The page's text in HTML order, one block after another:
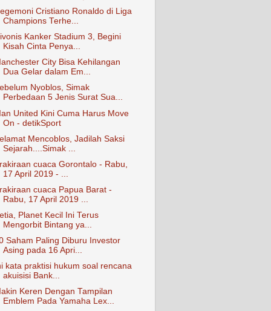
Cristiano Ronaldo di Liga
Champions Terhe...
Kanker Stadium 3, Begini
Kisah Cinta Penya...
City Bisa Kehilangan
Dua Gelar dalam Em...
Nyoblos, Simak
Perbedaan 5 Jenis Surat Sua...
United Kini Cuma Harus Move
On - detikSport
Mencoblos, Jadilah Saksi
Sejarah....Simak ...
cuaca Gorontalo - Rabu,
17 April 2019 - ...
cuaca Papua Barat -
Rabu, 17 April 2019 ...
Planet Kecil Ini Terus
Mengorbit Bintang ya...
Saham Paling Diburu Investor
Asing pada 16 Apri...
kata praktisi hukum soal rencana
akuisisi Bank...
Keren Dengan Tampilan
Emblem Pada Yamaha Lex...